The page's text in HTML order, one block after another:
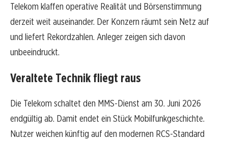
Telekom klaffen operative Realität und Börsenstimmung
derzeit weit auseinander. Der Konzern räumt sein Netz auf
und liefert Rekordzahlen. Anleger zeigen sich davon
unbeeindruckt.
Veraltete Technik fliegt raus
Die Telekom schaltet den MMS-Dienst am 30. Juni 2026
endgültig ab. Damit endet ein Stück Mobilfunkgeschichte.
Nutzer weichen künftig auf den modernen RCS-Standard